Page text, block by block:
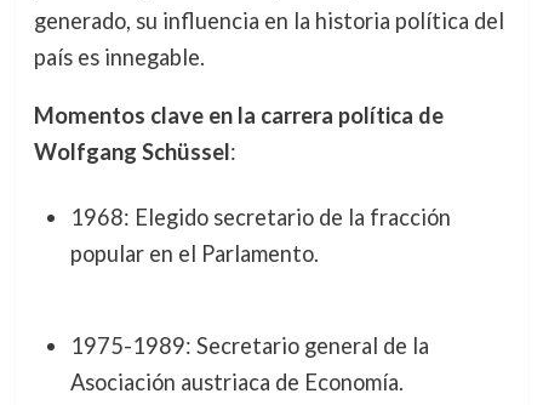
generado, su influencia en la historia política del
país es innegable.
Momentos clave en la carrera política de
Wolfgang Schüssel:
1968: Elegido secretario de la fracción
popular en el Parlamento.
1975-1989: Secretario general de la
Asociación austriaca de Economía.